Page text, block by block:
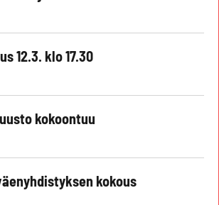
12.3. klo 17.30
kokoontuu
kokous